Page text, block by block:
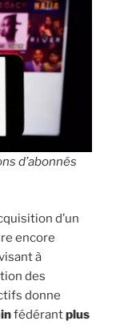
d’abonnés
d’un
encore
à
des
donne
fédérantplus